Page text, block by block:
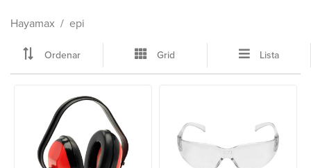
Hayamax epi
Ordenar Grid Lista